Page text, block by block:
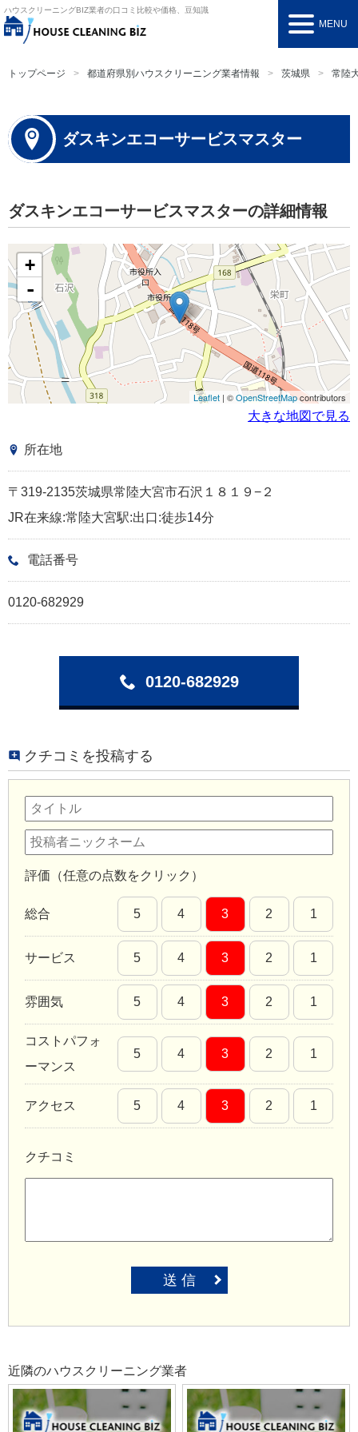
ハウスクリーニングBIZ業者の口コミ比較や価格、豆知識
MENU
トップページ 都道府県別ハウスクリーニング業者情報 茨城県 常陸
ダスキンエコーサービスマスター
ダスキンエコーサービスマスターの詳細情報
+
-
Leaflet | ©OpenStreetMapcontributors
大きな地図で見る
所在地
〒319-2135茨城県常陸大宮市石沢１８１９−２
JR在来線:常陸大宮駅:出口:徒歩14分
電話番号
0120-682929
0120-682929
クチコミを投稿する
評価（任意の点数をクリック）
総合 5 4 3 2 1
サービス 5 4 3 2 1
雰囲気 5 4 3 2 1
コストパフォ
ーマンス
5 4 3 2 1
アクセス 5 4 3 2 1
クチコミ
送 信
近隣のハウスクリーニング業者